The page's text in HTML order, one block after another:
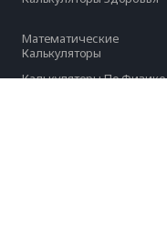
Математические
Калькуляторы
Калькуляторы По Физике